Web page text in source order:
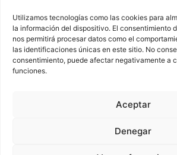
Utilizamos tecnologías como las cookies para
la información del dispositivo. El consentimiento
nos permitirá procesar datos como el
las identificaciones únicas en este sitio. No
consentimiento, puede afectar negativamente a
funciones.
Aceptar
Denegar
VIDEOCONFERENCIAS
POLÍTICA
CONTACTO